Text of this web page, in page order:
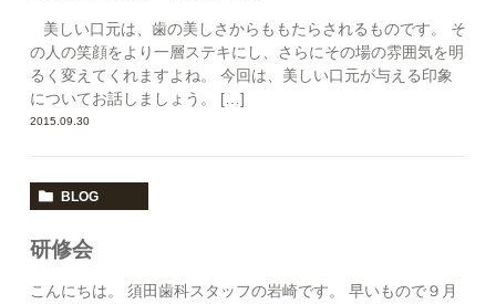
美しい口元は、歯の美しさからももたらされるものです。 そ
の人の笑顔をより一層ステキにし、さらにその場の雰囲気を明
るく変えてくれますよね。 今回は、美しい口元が与える印象
についてお話しましょう。 […]
2015.09.30
BLOG
研修会
こんにちは。 須田歯科スタッフの岩崎です。 早いもので９月